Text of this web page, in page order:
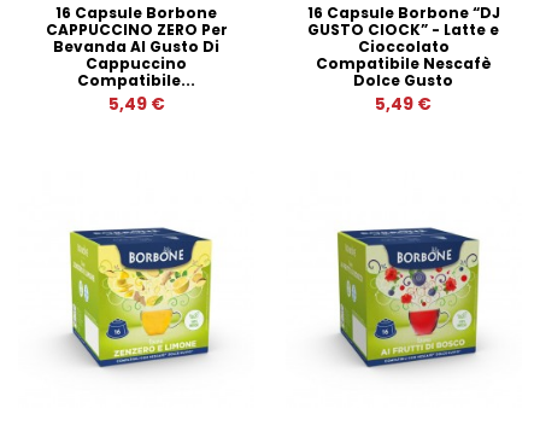
16 Capsule Borbone
CAPPUCCINO ZERO Per
Bevanda Al Gusto Di
Cappuccino
Compatibile...
5,49 €
16 Capsule Borbone “DJ
GUSTO CIOCK” - Latte e
Cioccolato
Compatibile Nescafè
Dolce Gusto
5,49 €